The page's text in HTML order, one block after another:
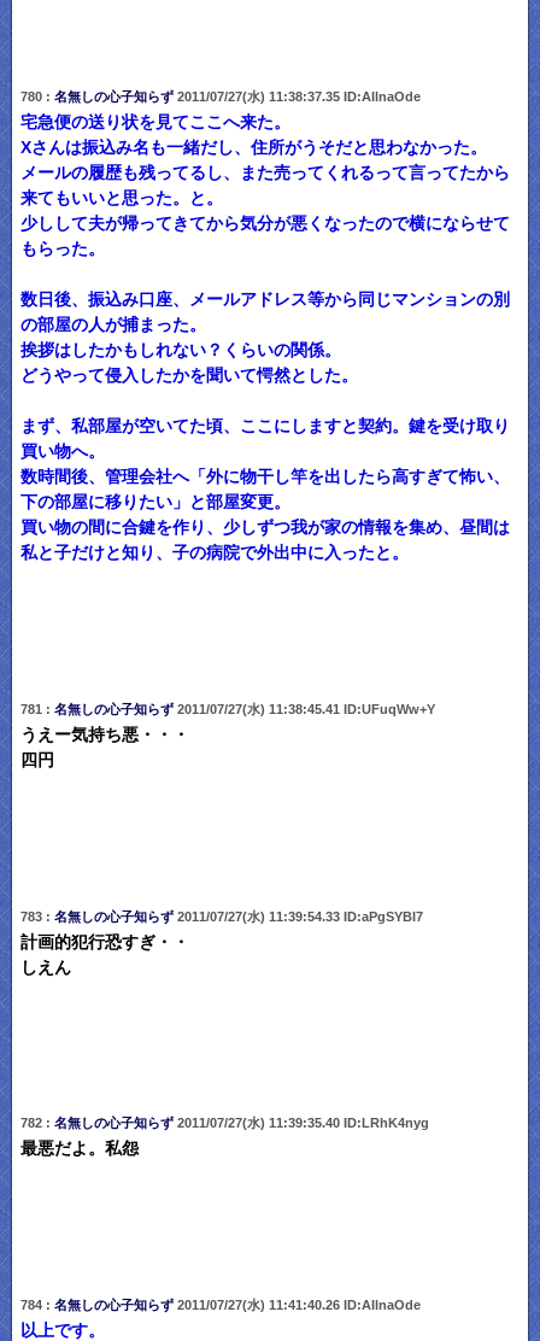
780 : 名無しの心子知らず2011/07/27(水) 11:38:37.35 ID:AIlnaOde
宅急便の送り状を見てここへ来た。
Xさんは振込み名も一緒だし、住所がうそだと思わなかった。
メールの履歴も残ってるし、また売ってくれるって言ってたから
来てもいいと思った。と。
少しして夫が帰ってきてから気分が悪くなったので横にならせて
もらった。
数日後、振込み口座、メールアドレス等から同じマンションの別
の部屋の人が捕まった。
挨拶はしたかもしれない？くらいの関係。
どうやって侵入したかを聞いて愕然とした。
まず、私部屋が空いてた頃、ここにしますと契約。鍵を受け取り
買い物へ。
数時間後、管理会社へ「外に物干し竿を出したら高すぎて怖い、
下の部屋に移りたい」と部屋変更。
買い物の間に合鍵を作り、少しずつ我が家の情報を集め、昼間は
私と子だけと知り、子の病院で外出中に入ったと。
781 : 名無しの心子知らず2011/07/27(水) 11:38:45.41 ID:UFuqWw+Y
うえー気持ち悪・・・
四円
783 : 名無しの心子知らず2011/07/27(水) 11:39:54.33 ID:aPgSYBI7
計画的犯行恐すぎ・・
しえん
782 : 名無しの心子知らず2011/07/27(水) 11:39:35.40 ID:LRhK4nyg
最悪だよ。私怨
784 : 名無しの心子知らず2011/07/27(水) 11:41:40.26 ID:AIlnaOde
以上です。